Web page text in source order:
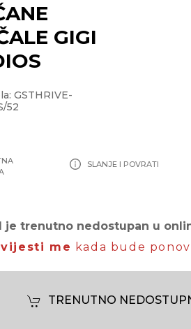
GIGI
GSTHRIVE-
52
SLANJE I POVRATI
je trenutno nedostupan u
me kada bude
TRENUTNO